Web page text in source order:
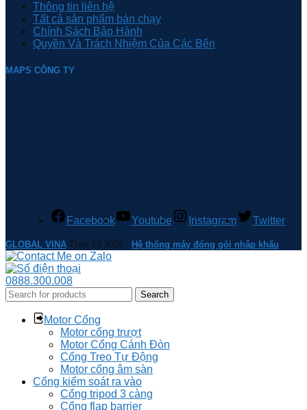
Thông tin liên hệ
Tất cả sản phẩm bán chạy
Chính Sách Bảo Hành
Quyền Và Trách Nhiệm Của Các Bên
MAPS CÔNG TY
Facebook Youtube Instagram Twitter
GLOBAL VINA Thiết kế 2026 - Hệ thống máy đóng gói nhập khẩu
0888.300.008
Search
Motor Cổng
Motor cổng trượt
Motor Cổng Cánh Đòn
Cổng Treo Tự Động
Motor cổng âm sàn
Cổng kiểm soát ra vào
Cổng tripod 3 càng
Cổng flap barrier